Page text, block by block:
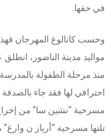
في حقها.
وحسب كاتالوغ المهرجان فهذه
مواليد مدينة الناضور،
منذ مرحلة الطفولة بالمدرسة
احترافي لها فقد جاء
مسرحية “نشين سا” من
تلتها مسرحية “أرياز ن